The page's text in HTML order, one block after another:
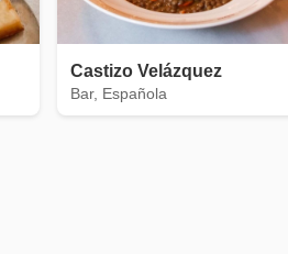
Castizo Velázquez
Bar, Española